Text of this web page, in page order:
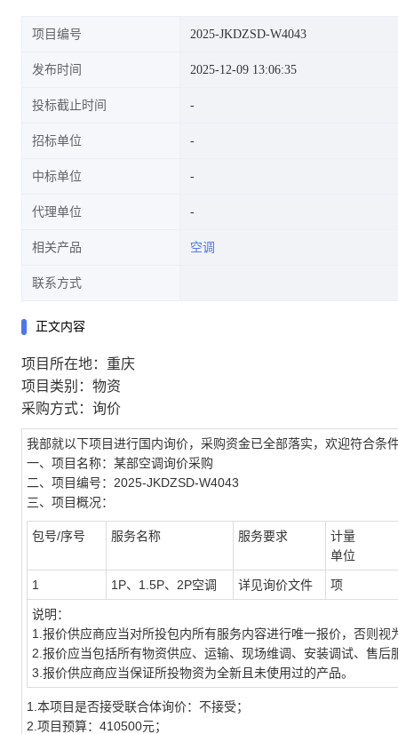
项目编号 2025-JKDZSD-W4043
发布时间 2025-12-09 13:06:35
投标截止时间
招标单位
中标单位
代理单位
相关产品 空调
联系方式
正文内容
项目所在地：重庆
项目类别：物资
采购方式：询价
我部就以下项目进行国内询价，采购资金已全部落实，欢迎符合条
一、项目名称：某部空调询价采购
二、项目编号：2025-JKDZSD-W4043
三、项目概况：
包号/序号 服务名称 服务要求
计量
单位
1 1P、1.5P、2P空调 详见询价文件 项
说明：
1. 报价供应商应当对所投包内所有服务内容进行唯一报价，否则视
2. 报价应当包括所有物资供应、运输、现场维调、安装调试、售后
3. 报价供应商应当保证所投物资为全新且未使用过的产品。
1. 本项目是否接受联合体询价：不接受；
2. 项目预算： 410500元；